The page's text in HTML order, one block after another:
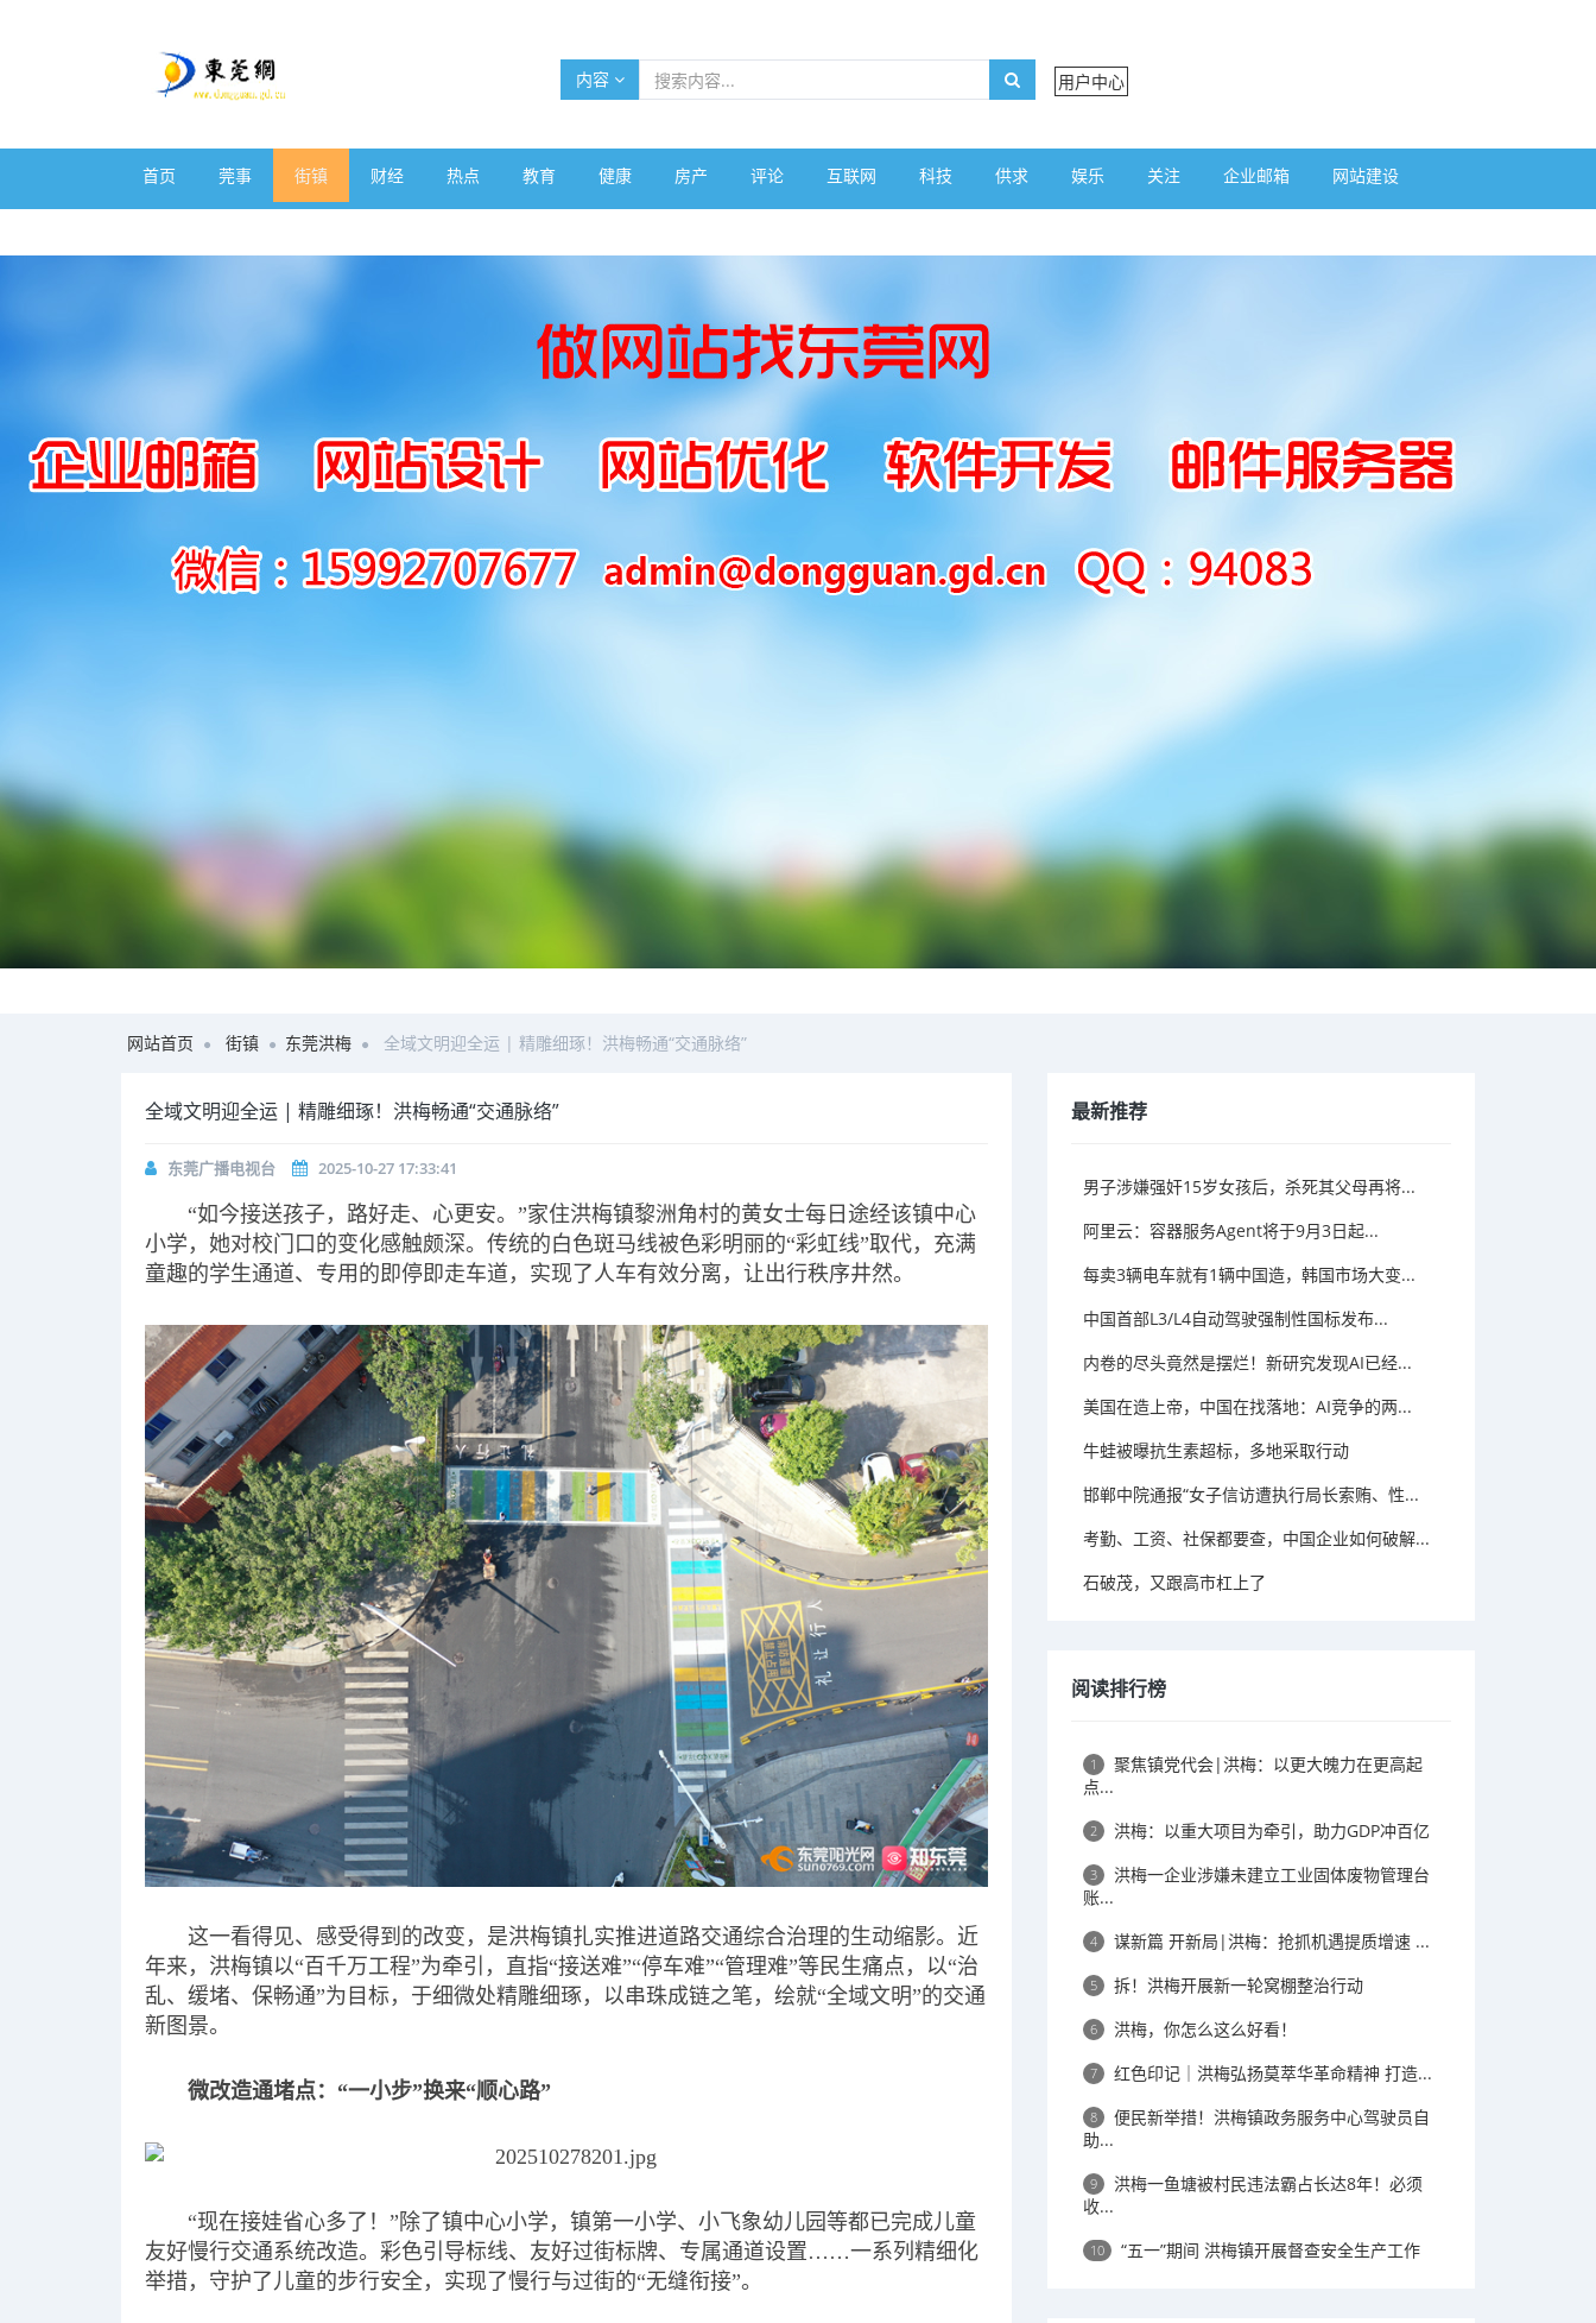
内容 用户中心
首页 莞事 街镇 财经 热点 教育 健康 房产 评论 互联网 科技 供求 娱乐 关注 企业邮箱 网站建设
网站首页 街镇 东莞洪梅 全域文明迎全运 | 精雕细琢！洪梅畅通“交通脉络”
全域文明迎全运 | 精雕细琢！洪梅畅通“交通脉络”
东莞广播电视台 2025-10-27 17:33:41
“如今接送孩子，路好走、心更安。”家住洪梅镇黎洲角村的黄女士每日途经该镇中心
小学，她对校门口的变化感触颇深。传统的白色斑马线被色彩明丽的“彩虹线”取代，充满
童趣的学生通道、专用的即停即走车道，实现了人车有效分离，让出行秩序井然。
这一看得见、感受得到的改变，是洪梅镇扎实推进道路交通综合治理的生动缩影。近
年来，洪梅镇以“百千万工程”为牵引，直指“接送难”“停车难”“管理难”等民生痛点，以“治
乱、缓堵、保畅通”为目标，于细微处精雕细琢，以串珠成链之笔，绘就“全域文明”的交通
新图景。
微改造通堵点：“一小步”换来“顺心路”
“现在接娃省心多了！”除了镇中心小学，镇第一小学、小飞象幼儿园等都已完成儿童
友好慢行交通系统改造。彩色引导标线、友好过街标牌、专属通道设置……一系列精细化
举措，守护了儿童的步行安全，实现了慢行与过街的“无缝衔接”。
最新推荐
男子涉嫌强奸15岁女孩后，杀死其父母再将...
阿里云：容器服务Agent将于9月3日起...
每卖3辆电车就有1辆中国造，韩国市场大变...
中国首部L3/L4自动驾驶强制性国标发布...
内卷的尽头竟然是摆烂！新研究发现AI已经...
美国在造上帝，中国在找落地：AI竞争的两...
牛蛙被曝抗生素超标，多地采取行动
邯郸中院通报“女子信访遭执行局长索贿、性...
考勤、工资、社保都要查，中国企业如何破解...
石破茂，又跟高市杠上了
阅读排行榜
1
聚焦镇党代会|洪梅：以更大魄力在更高起
点...
2 洪梅：以重大项目为牵引，助力GDP冲百亿
3
洪梅一企业涉嫌未建立工业固体废物管理台
账...
4 谋新篇 开新局|洪梅：抢抓机遇提质增速 ...
5 拆！洪梅开展新一轮窝棚整治行动
6 洪梅，你怎么这么好看！
7 ​红色印记｜洪梅弘扬莫萃华革命精神 打造...
8
便民新举措！洪梅镇政务服务中心驾驶员自
助...
9
洪梅一鱼塘被村民违法霸占长达8年！必须
收...
10 “五一”期间 洪梅镇开展督查安全生产工作